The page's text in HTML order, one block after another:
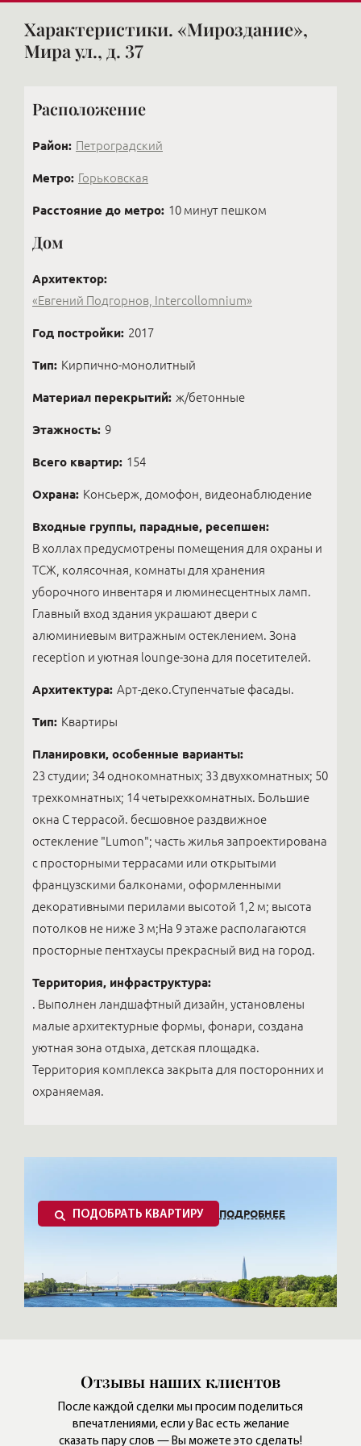
Характеристики. «Мироздание»,
Мира ул., д. 37
Расположение
Район: Петроградский
Метро: Горьковская
Расстояние до метро: 10 минут пешком
Дом
Архитектор:
«Евгений Подгорнов, Intercollomnium»
Год постройки: 2017
Тип: Кирпично-монолитный
Материал перекрытий: ж/бетонные
Этажность: 9
Всего квартир: 154
Охрана: Консьерж, домофон, видеонаблюдение
Входные группы, парадные, ресепшен:
В холлах предусмотрены помещения для охраны и
ТСЖ, колясочная, комнаты для хранения
уборочного инвентаря и люминесцентных ламп.
Главный вход здания украшают двери с
алюминиевым витражным остеклением. Зона
reception и уютная lounge-зона для посетителей.
Архитектура: Арт-деко.Ступенчатые фасады.
Тип: Квартиры
Планировки, особенные варианты:
23 студии; 34 однокомнатных; 33 двухкомнатных; 50
трехкомнатных; 14 четырехкомнатных. Большие
окна С террасой. бесшовное раздвижное
остекление "Lumon"; часть жилья запроектирована
с просторными террасами или открытыми
французскими балконами, оформленными
декоративными перилами высотой 1,2 м; высота
потолков не ниже 3 м;На 9 этаже располагаются
просторные пентхаусы прекрасный вид на город.
Территория, инфраструктура:
. Выполнен ландшафтный дизайн, установлены
малые архитектурные формы, фонари, создана
уютная зона отдыха, детская площадка.
Территория комплекса закрыта для посторонних и
охраняемая.
ПОДОБРАТЬ КВАРТИРУ ПОДРОБНЕЕ
Отзывы наших клиентов
После каждой сделки мы просим поделиться
впечатлениями,если у Вас есть желание
сказать пару слов — Вы можете это сделать!